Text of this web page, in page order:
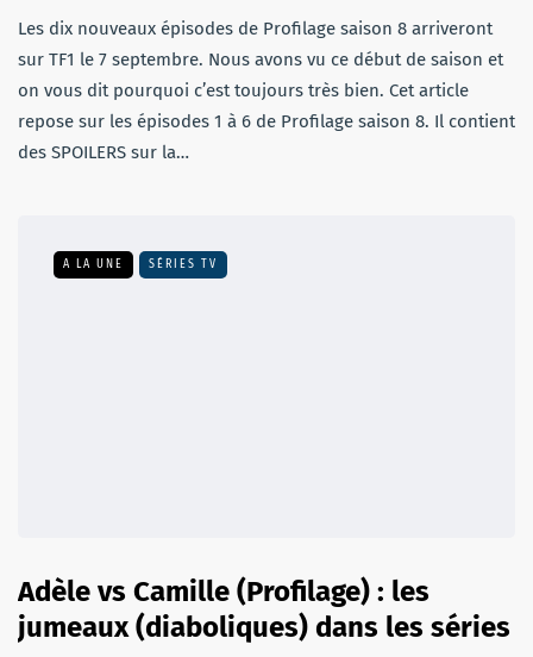
Les dix nouveaux épisodes de Profilage saison 8 arriveront
sur TF1 le 7 septembre. Nous avons vu ce début de saison et
on vous dit pourquoi c’est toujours très bien. Cet article
repose sur les épisodes 1 à 6 de Profilage saison 8. Il contient
des SPOILERS sur la…
A LA UNE SÉRIES TV
Adèle vs Camille (Profilage) : les
jumeaux (diaboliques) dans les séries